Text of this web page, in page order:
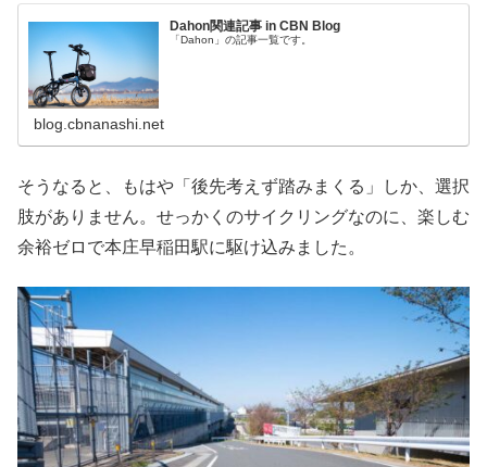
Dahon関連記事 in CBN Blog
「Dahon」の記事一覧です。
blog.cbnanashi.net
そうなると、もはや「後先考えず踏みまくる」しか、選択
肢がありません。せっかくのサイクリングなのに、楽しむ
余裕ゼロで本庄早稲田駅に駆け込みました。